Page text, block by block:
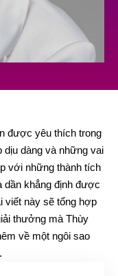
được yêu thích trong
dịu dàng và những vai
với những thành tích
dần khẳng định được
viết này sẽ tổng hợp
thưởng mà Thùy
về một ngôi sao